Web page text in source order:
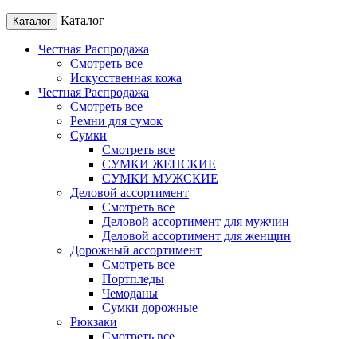
Каталог Каталог
Честная Распродажа
Смотреть все
Искусственная кожа
Честная Распродажа
Смотреть все
Ремни для сумок
Сумки
Смотреть все
СУМКИ ЖЕНСКИЕ
СУМКИ МУЖСКИЕ
Деловой ассортимент
Смотреть все
Деловой ассортимент для мужчин
Деловой ассортимент для женщин
Дорожный ассортимент
Смотреть все
Портпледы
Чемоданы
Сумки дорожные
Рюкзаки
Смотреть все